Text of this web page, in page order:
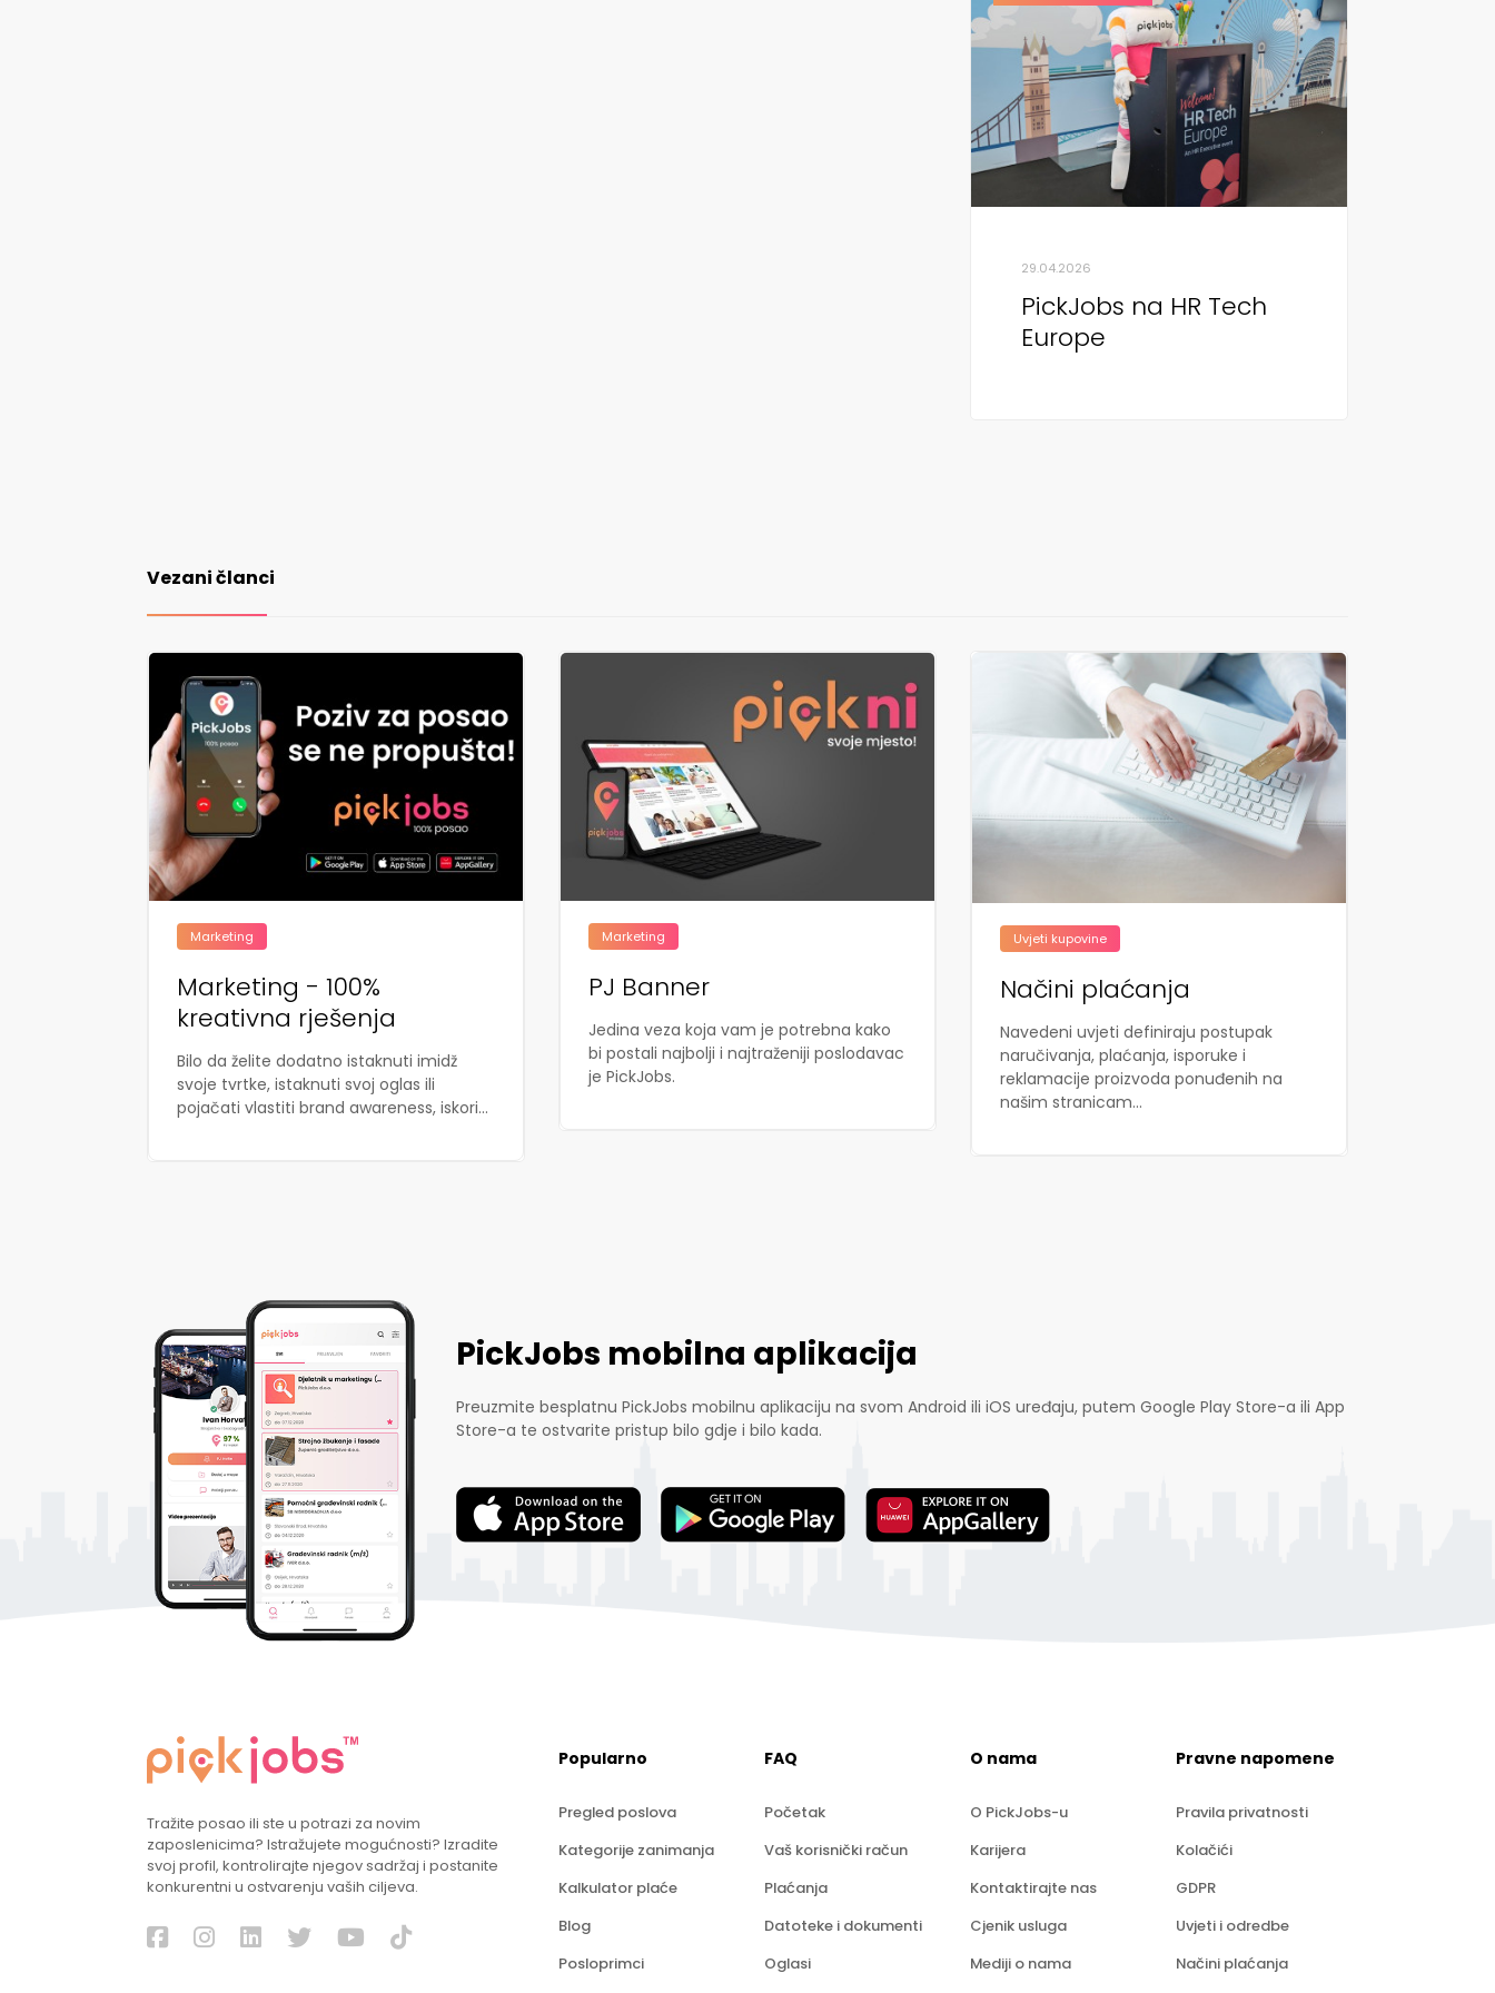
29.04.2026
PickJobs na HR Tech
Europe
Vezani članci
Marketing
Marketing - 100%
kreativna rješenja
Bilo da želite dodatno istaknuti imidž
svoje tvrtke, istaknuti svoj oglas ili
pojačati vlastiti brand awareness, iskori...
Marketing
PJ Banner
Jedina veza koja vam je potrebna kako
bi postali najbolji i najtraženiji poslodavac
je PickJobs.
Uvjeti kupovine
Načini plaćanja
Navedeni uvjeti definiraju postupak
naručivanja, plaćanja, isporuke i
reklamacije proizvoda ponuđenih na
našim stranicam...
PickJobs mobilna aplikacija
Preuzmite besplatnu PickJobs mobilnu aplikaciju na svom Android ili iOS uređaju, putem Google Play Store-a ili App
Store-a te ostvarite pristup bilo gdje i bilo kada.
Tražite posao ili ste u potrazi za novim
zaposlenicima? Istražujete mogućnosti? Izradite
svoj profil, kontrolirajte njegov sadržaj i postanite
konkurentni u ostvarenju vaših ciljeva.
Popularno
Pregled poslova
Kategorije zanimanja
Kalkulator plaće
Blog
Posloprimci
FAQ
Početak
Vaš korisnički račun
Plaćanja
Datoteke i dokumenti
Oglasi
O nama
O PickJobs-u
Karijera
Kontaktirajte nas
Cjenik usluga
Mediji o nama
Pravne napomene
Pravila privatnosti
Kolačići
GDPR
Uvjeti i odredbe
Načini plaćanja